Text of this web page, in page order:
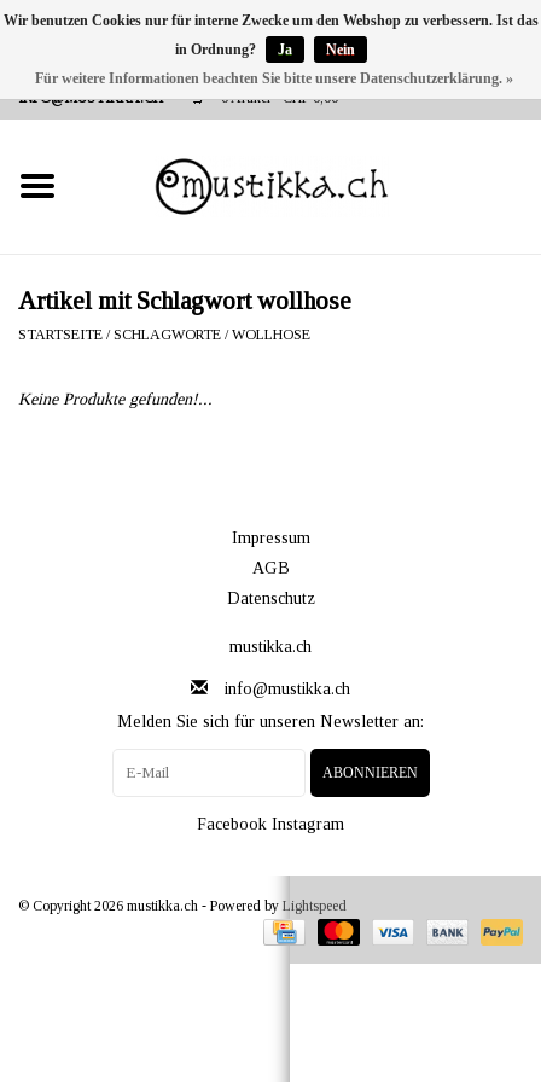
VERSANDKOSTEN 0 CHF INNERHALB CH | INT. VERSAND ÜBER
INFO@MUSTIKKA.CH
0 Artikel - CHF 0,00
NEU BEI UNS
SHOP - A PIECE OF
FINLAND FOR YOU
Artikel mit Schlagwort wollhose
STARTSEITE /SCHLAGWORTE /WOLLHOSE
Keine Produkte gefunden!...
Impressum
AGB
Datenschutz
mustikka.ch
info@mustikka.ch
Melden Sie sich für unseren Newsletter an:
ABONNIEREN
Facebook Instagram
© Copyright 2026 mustikka.ch - Powered by Lightspeed
Wir benutzen Cookies nur für interne Zwecke um den Webshop zu verbessern. Ist das
in Ordnung?
Ja
Nein
Für weitere Informationen beachten Sie bitte unsere Datenschutzerklärung. »